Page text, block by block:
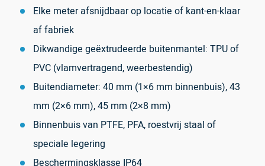
Elke meter afsnijdbaar op locatie of kant-en-klaar
af fabriek
Dikwandige geëxtrudeerde buitenmantel: TPU of
PVC (vlamvertragend, weerbestendig)
Buitendiameter: 40 mm (1×6 mm binnenbuis), 43
mm (2×6 mm), 45 mm (2×8 mm)
Binnenbuis van PTFE, PFA, roestvrij staal of
speciale legering
Beschermingsklasse IP64